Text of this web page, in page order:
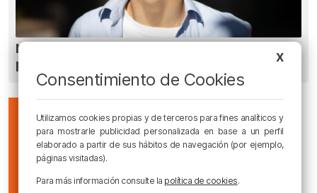
Ni gafas de sol ni radiografías: los errores que
pueden dañar la retina durante el eclipse